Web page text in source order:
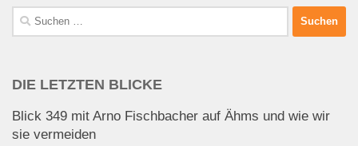
Suchen
nach:
DIE LETZTEN BLICKE
Blick 349 mit Arno Fischbacher auf Ähms und wie wir
sie vermeiden